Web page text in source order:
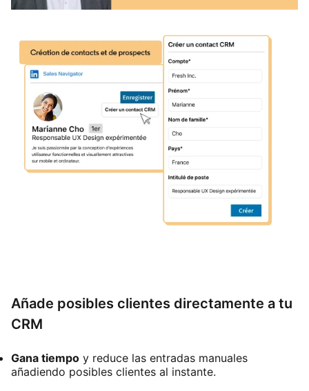
Añade posibles clientes directamente a tu
CRM
Gana tiempo y reduce las entradas manuales
añadiendo posibles clientes al instante.